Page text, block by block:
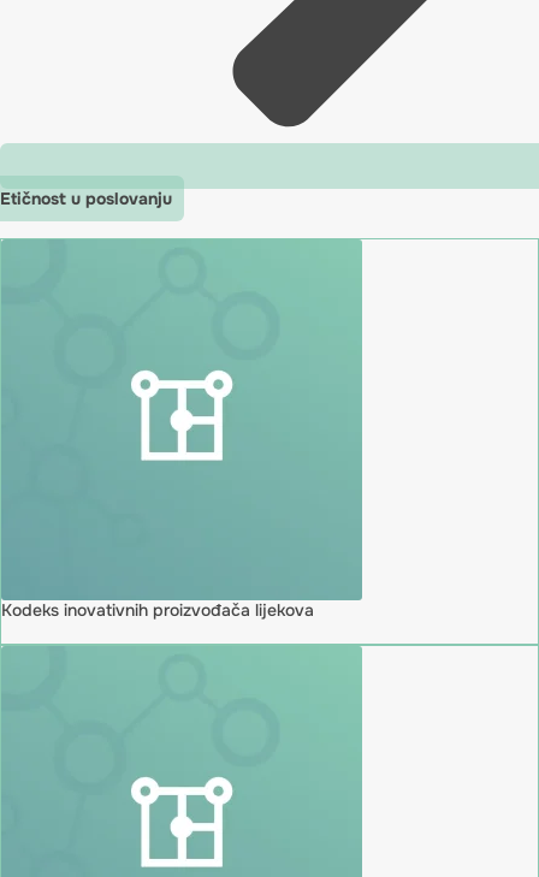
Etičnost u poslovanju
Kodeks inovativnih proizvođača lijekova